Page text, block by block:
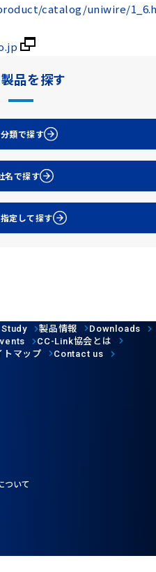
catalog/uniwire/
品を探す
類で探す
名で探す
定して探す
製品情報 Downloads
CC-Link協会とは
トマップ Contact us
ついて